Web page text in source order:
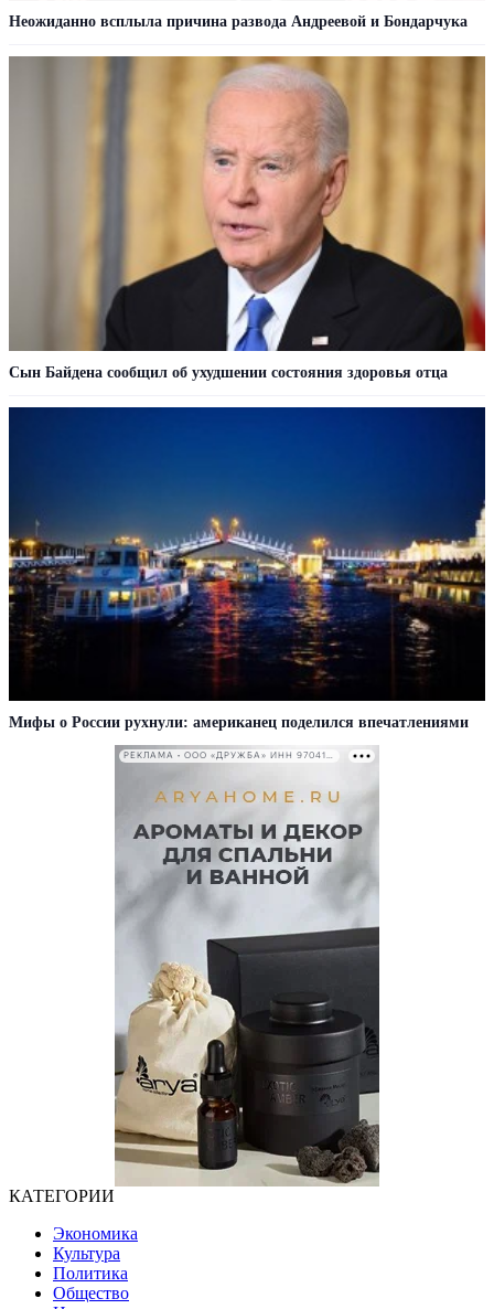
Неожиданно всплыла причина развода Андреевой и Бондарчука
Сын Байдена сообщил об ухудшении состояния здоровья отца
Мифы о России рухнули: американец поделился впечатлениями
РЕКЛАМА • ООО «ДРУЖБА» ИНН 9704146411
КАТЕГОРИИ
Экономика
Культура
Политика
Общество